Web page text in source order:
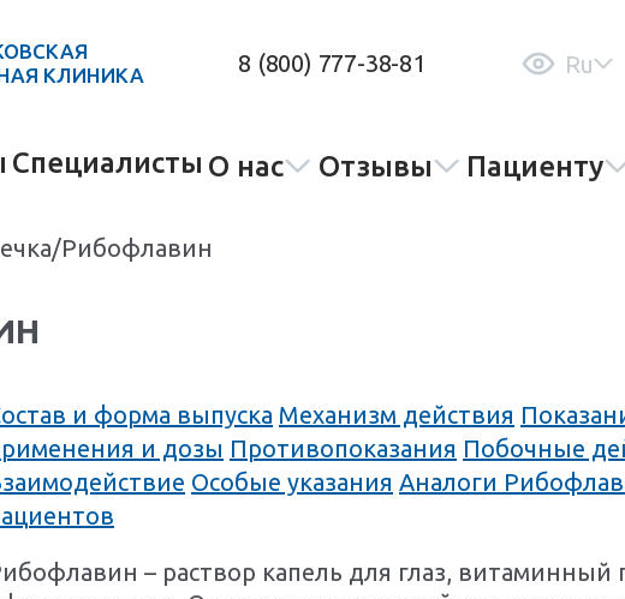
КЛИНИКА
8 (800) 777-38-81 Ru
Специалисты О нас Отзывы Пациенту
/Рибофлавин
и форма выпуска Механизм действия
и дозы Противопоказания Побочные
Особые указания Аналоги
– раствор капель для глаз,